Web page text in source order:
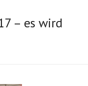
– es wird